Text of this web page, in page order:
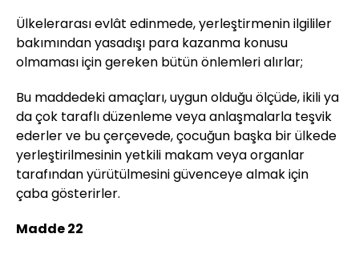
Ülkelerarası evlât edinmede, yerleştirmenin ilgililer
bakımından yasadışı para kazanma konusu
olmaması için gereken bütün önlemleri alırlar;
Bu maddedeki amaçları, uygun olduğu ölçüde, ikili ya
da çok taraflı düzenleme veya anlaşmalarla teşvik
ederler ve bu çerçevede, çocuğun başka bir ülkede
yerleştirilmesinin yetkili makam veya organlar
tarafından yürütülmesini güvenceye almak için
çaba gösterirler.
Madde 22